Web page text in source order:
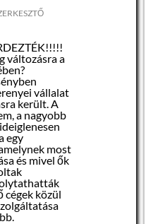
változásra a
vállalat
került. A
a nagyobb
egy
most
és mivel ők
cégek közül